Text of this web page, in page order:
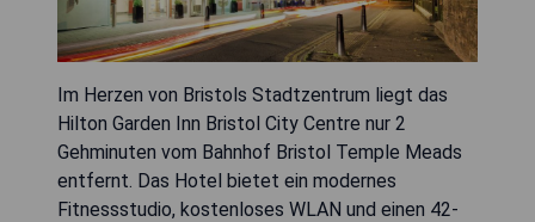
Im Herzen von Bristols Stadtzentrum liegt das
Hilton Garden Inn Bristol City Centre nur 2
Gehminuten vom Bahnhof Bristol Temple Meads
entfernt. Das Hotel bietet ein modernes
Fitnessstudio, kostenloses WLAN und einen 42-